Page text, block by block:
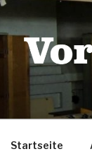
Startseite